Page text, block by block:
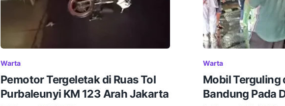
Warta
Pemotor Tergeletak di Ruas Tol
Purbaleunyi KM 123 Arah Jakarta
Warta
Mobil Terguling
Bandung Pada